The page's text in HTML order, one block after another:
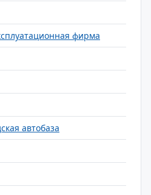
фирма
автобаза